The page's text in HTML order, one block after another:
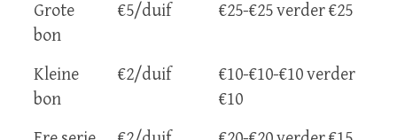
Grote
bon
€5/duif €25-€25 verder €25
Kleine
bon
€2/duif
€10-€10-€10 verder
€10